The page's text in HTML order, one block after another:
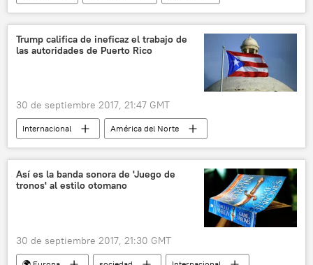
niños
inteligencia artificial
ordenadores
noticias
Trump califica de ineficaz el trabajo de
las autoridades de Puerto Rico
30 de septiembre 2017, 21:47 GMT
Internacional
América del Norte
EEUU
Puerto Rico
Donald Trump
crítica
noticias
Así es la banda sonora de 'Juego de
tronos' al estilo otomano
30 de septiembre 2017, 21:30 GMT